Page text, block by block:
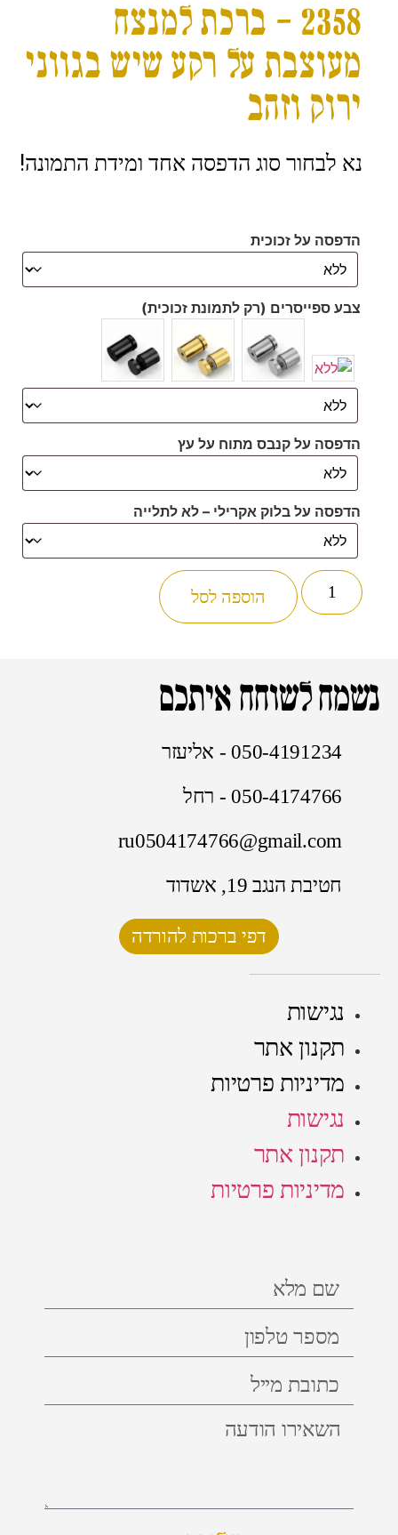
2358 – ברכת למנצח
מעוצבת על רקע שיש בגווני
ירוק וזהב
נא לבחור סוג הדפסה אחד ומידת התמונה!
הדפסה על זכוכית
צבע ספייסרים (רק לתמונת זכוכית)
הדפסה על קנבס מתוח על עץ
הדפסה על בלוק אקרילי – לא לתלייה
הוספה לסל
נשמח לשוחח איתכם
050-4191234 - אליעזר
050-4174766 - רחל
ru0504174766@gmail.com
חטיבת הנגב 19, אשדוד
דפי ברכות להורדה
נגישות
תקנון אתר
מדיניות פרטיות
נגישות
תקנון אתר
מדיניות פרטיות